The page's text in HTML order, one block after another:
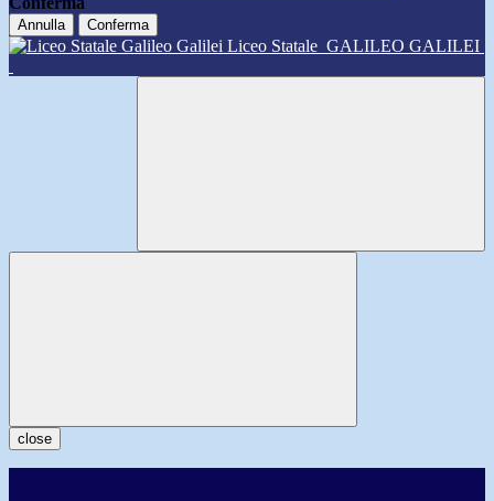
Annulla Conferma
Liceo Statale GALILEO GALILEI
close